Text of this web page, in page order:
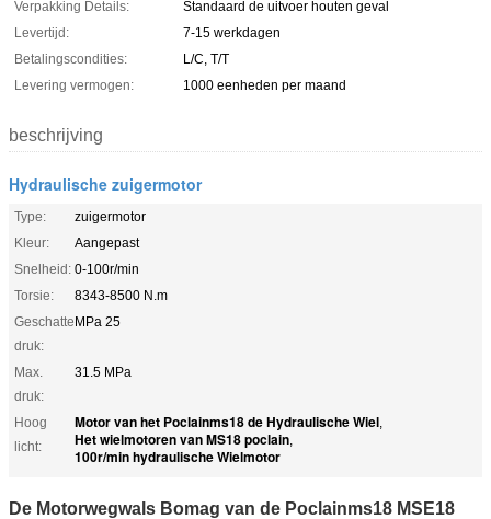
Verpakking Details:
Standaard de uitvoer houten geval
Levertijd:
7-15 werkdagen
Betalingscondities:
L/C, T/T
Levering vermogen:
1000 eenheden per maand
beschrijving
Hydraulische zuigermotor
Type:
zuigermotor
Kleur:
Aangepast
Snelheid: 0-100r/min
Torsie:
8343-8500 N.m
Geschatte
druk:
MPa 25
Max.
druk:
31.5 MPa
Hoog
licht:
Motor van het Poclainms18 de Hydraulische Wiel,
Het wielmotoren van MS18 poclain,
100r/min hydraulische Wielmotor
De Motorwegwals Bomag van de Poclainms18 MSE18